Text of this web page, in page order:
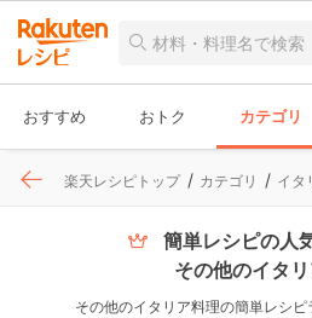
おすすめ おトク カテゴリ
楽天レシピトップ カテゴリ イタ
簡単レシピの人
その他のイタ
その他のイタリア料理の簡単レシピ